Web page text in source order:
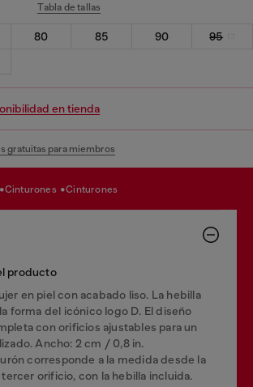
Tabla de tallas
80 85 90
95
en tienda
gratuitas para miembros
cinturones cinturones
producto
en piel con acabado liso. La hebilla
forma del icónico logo D. El diseño
con orificios ajustables para un
Ancho: 2 cm / 0,8 in.
corresponde a la medida desde la
tercer orificio, con la hebilla incluida.